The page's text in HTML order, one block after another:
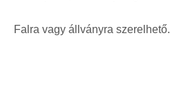
Falra vagy állványra szerelhető.